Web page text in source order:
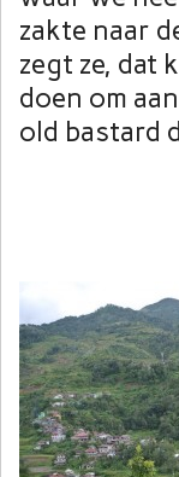
zakte naar
zegt ze, dat
doen om
old bastard